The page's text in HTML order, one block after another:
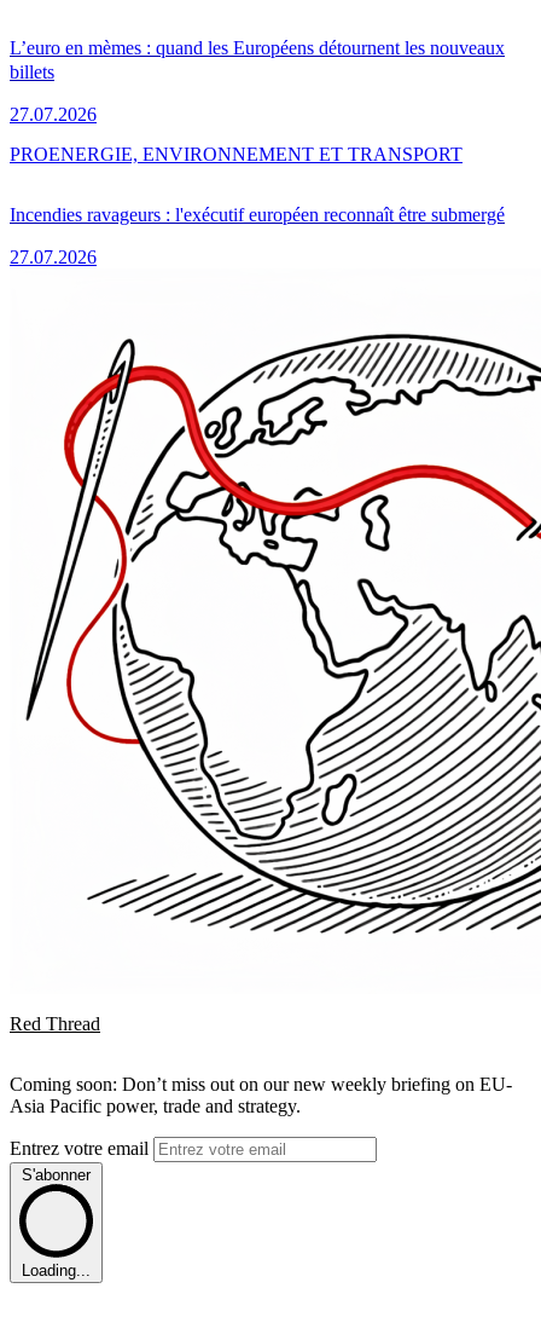
L’euro en mèmes : quand les Européens détournent les nouveaux
billets
27.07.2026
Incendies ravageurs : l'exécutif européen reconnaît être submergé
27.07.2026
PROENERGIE, ENVIRONNEMENT ET TRANSPORT
Red Thread
Coming soon: Don’t miss out on our new weekly briefing on EU-
Asia Pacific power, trade and strategy.
Entrez votre email
S'abonner
Loading...